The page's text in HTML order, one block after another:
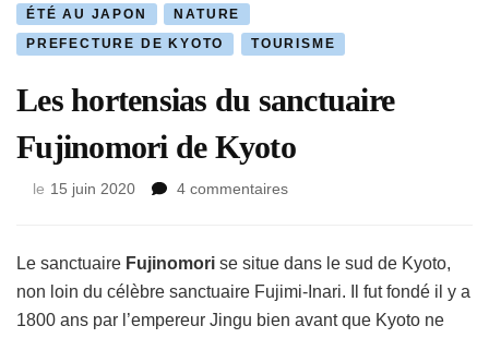
ÉTÉ AU JAPON
NATURE
PREFECTURE DE KYOTO
TOURISME
Les hortensias du sanctuaire
Fujinomori de Kyoto
le 15 juin 2020 4 commentairessur
du
Fujinomori
de
Le sanctuaire Fujinomori se situe dans le sud de Kyoto,
non loin du célèbre sanctuaire Fujimi-Inari. Il fut fondé il y a
1800 ans par l’empereur Jingu bien avant que Kyoto ne